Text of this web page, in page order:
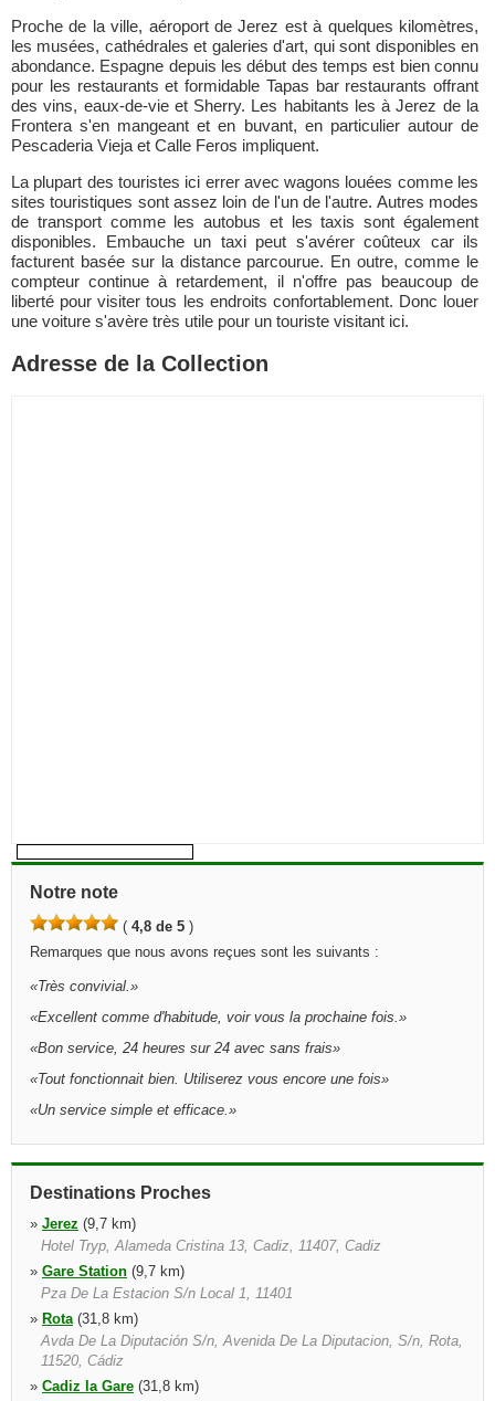
Proche de la ville, aéroport de Jerez est à quelques kilomètres,
les musées, cathédrales et galeries d'art, qui sont disponibles en
abondance. Espagne depuis les début des temps est bien connu
pour les restaurants et formidable Tapas bar restaurants offrant
des vins, eaux-de-vie et Sherry. Les habitants les à Jerez de la
Frontera s'en mangeant et en buvant, en particulier autour de
Pescaderia Vieja et Calle Feros impliquent.
La plupart des touristes ici errer avec wagons louées comme les
sites touristiques sont assez loin de l'un de l'autre. Autres modes
de transport comme les autobus et les taxis sont également
disponibles. Embauche un taxi peut s'avérer coûteux car ils
facturent basée sur la distance parcourue. En outre, comme le
compteur continue à retardement, il n'offre pas beaucoup de
liberté pour visiter tous les endroits confortablement. Donc louer
une voiture s'avère très utile pour un touriste visitant ici.
Adresse de la Collection
Notre note
( 4,8 de 5 )
Remarques que nous avons reçues sont les suivants :
«Très convivial.»
«Excellent comme d'habitude, voir vous la prochaine fois.»
«Bon service, 24 heures sur 24 avec sans frais»
«Tout fonctionnait bien. Utiliserez vous encore une fois»
«Un service simple et efficace.»
Destinations Proches
» Jerez (9,7 km)
Hotel Tryp, Alameda Cristina 13, Cadiz, 11407, Cadiz
» Gare Station (9,7 km)
Pza De La Estacion S/n Local 1, 11401
» Rota(31,8 km)
Avda De La Diputación S/n, Avenida De La Diputacion, S/n, Rota,
11520, Cádiz
» Cadiz la Gare (31,8 km)